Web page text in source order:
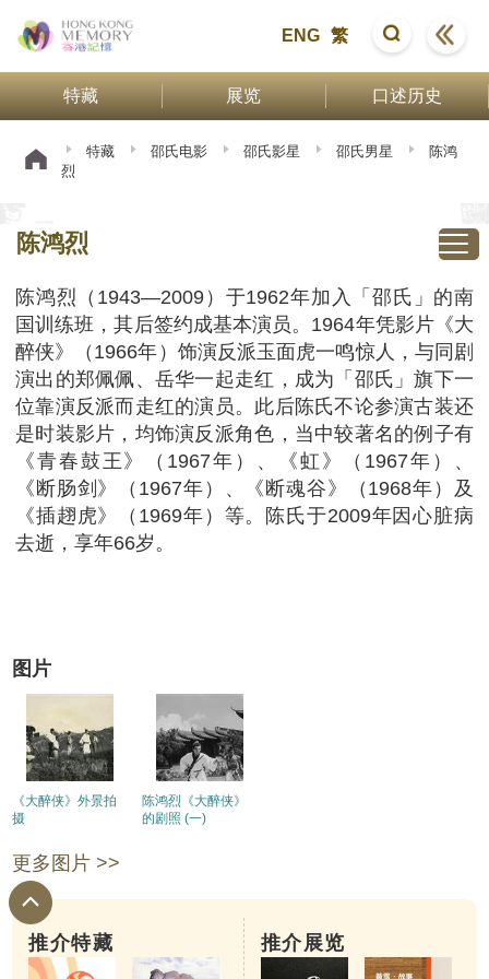
ENG 繁
特藏 展览 口述历史
特藏 邵氏电影 邵氏影星 邵氏男星
陈鸿
烈
陈鸿烈
陈鸿烈（1943—2009）于1962年加入「邵氏」的南
国训练班，其后签约成基本演员。1964年凭影片《大
醉侠》（1966年）饰演反派玉面虎一鸣惊人，与同剧
演出的郑佩佩、岳华一起走红，成为「邵氏」旗下一
位靠演反派而走红的演员。此后陈氏不论参演古装还
是时装影片，均饰演反派角色，当中较著名的例子有
《青春鼓王》（1967年）、《虹》（1967年）、
《断肠剑》（1967年）、《断魂谷》（1968年）及
《插趐虎》（1969年）等。陈氏于2009年因心脏病
去逝，享年66岁。
图片
《大醉侠》外景拍
摄
陈鸿烈《大醉侠》
的剧照 (一)
更多图片 >>
推介特藏 推介展览